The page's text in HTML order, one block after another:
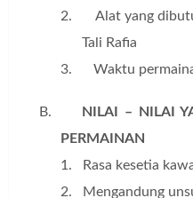
2.
Alat yang
Tali Rafia
3.
Waktu
B.
NILAI – NILAI
PERMAINAN
1. Rasa kesetia
2. Mengandung